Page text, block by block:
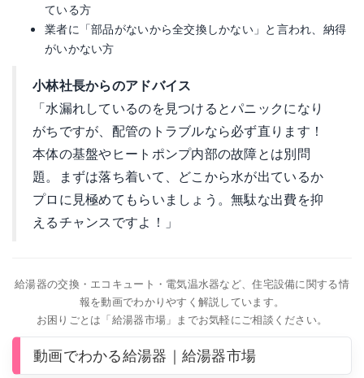
ている方
業者に「部品がないから全交換しかない」と言われ、納得
がいかない方
小林社長からのアドバイス
「水漏れしているのを見つけるとパニックになり
がちですが、配管のトラブルなら必ず直ります！
本体の基盤やヒートポンプ内部の故障とは別問
題。まずは落ち着いて、どこから水が出ているか
プロに見極めてもらいましょう。無駄な出費を抑
えるチャンスですよ！」
給湯器の交換・エコキュート・電気温水器など、住宅設備に関する情
報を動画でわかりやすく解説しています。
お困りごとは「給湯器市場」までお気軽にご相談ください。
動画でわかる給湯器｜給湯器市場